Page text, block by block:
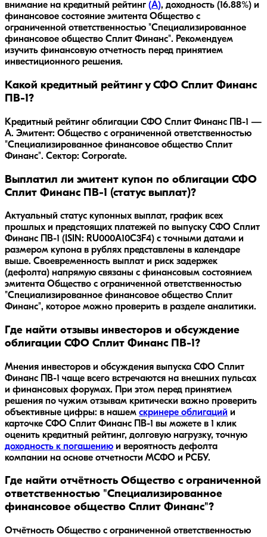
внимание на кредитный рейтинг (A), доходность (16.88%) и
финансовое состояние эмитента Общество с
ограниченной ответственностью "Специализированное
финансовое общество Сплит Финанс". Рекомендуем
изучить финансовую отчетность перед принятием
инвестиционного решения.
Какой кредитный рейтинг у СФО Сплит Финанс
ПВ-1?
Кредитный рейтинг облигации СФО Сплит Финанс ПВ-1 —
A. Эмитент: Общество с ограниченной ответственностью
"Специализированное финансовое общество Сплит
Финанс". Сектор: Corporate.
Выплатил ли эмитент купон по облигации СФО
Сплит Финанс ПВ-1 (статус выплат)?
Актуальный статус купонных выплат, график всех
прошлых и предстоящих платежей по выпуску СФО Сплит
Финанс ПВ-1 (ISIN: RU000A10C3F4) с точными датами и
размером купона в рублях представлены в календаре
выше. Своевременность выплат и риск задержек
(дефолта) напрямую связаны с финансовым состоянием
эмитента Общество с ограниченной ответственностью
"Специализированное финансовое общество Сплит
Финанс", которое можно проверить в разделе аналитики.
Где найти отзывы инвесторов и обсуждение
облигации СФО Сплит Финанс ПВ-1?
Мнения инвесторов и обсуждения выпуска СФО Сплит
Финанс ПВ-1 чаще всего встречаются на внешних пульсах
и финансовых форумах. При этом перед принятием
решения по чужим отзывам критически важно проверить
объективные цифры: в нашем скринере облигаций и
карточке СФО Сплит Финанс ПВ-1 вы можете в 1 клик
оценить кредитный рейтинг, долговую нагрузку, точную
доходность к погашению и вероятность дефолта
компании на основе отчетности МСФО и РСБУ.
Где найти отчётность Общество с ограниченной
ответственностью "Специализированное
финансовое общество Сплит Финанс"?
Отчётность Общество с ограниченной ответственностью